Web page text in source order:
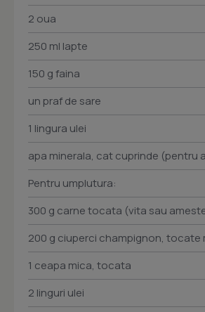
2 oua
250 ml lapte
150 g faina
un praf de sare
1 lingura ulei
apa minerala, cat cuprinde (pentru
Pentru umplutura:
300 g carne tocata (vita sau
200 g ciuperci champignon, tocate
1 ceapa mica, tocata
2 linguri ulei